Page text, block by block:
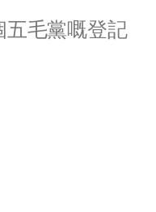
五毛黨嘅登記